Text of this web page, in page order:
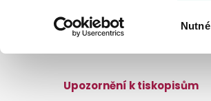
Nutné
Upozornění k tiskopisům